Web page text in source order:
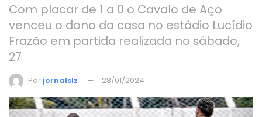
Com placar de 1 a 0 o Cavalo de Aço
venceu o dono da casa no estádio Lucídio
Frazão em partida realizada no sábado,
27
Por jornalslz 28/01/2024